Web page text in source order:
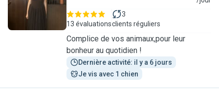
13 évaluations
3
clients réguliers
Complice de vos animaux,pour leur
bonheur au quotidien !
Dernière activité: il y a 6 jours
Je vis avec 1 chien